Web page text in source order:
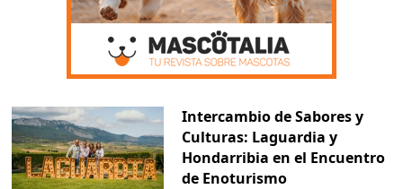
Intercambio de Sabores y
Culturas: Laguardia y
Hondarribia en el Encuentro
de Enoturismo